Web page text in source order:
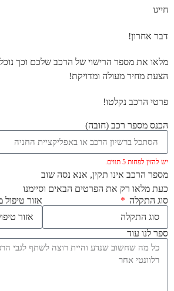
חייגו
דבר אחרון!
מלאו את מספר הרישוי של הרכב שלכם וכך נוכל
הצעת מחיר מעולה ומדויקת!
פרטי הרכב נקלטו!
הכנס מספר רכב (חובה)
יש להזין לפחות 5 תווים.
מספר הרכב אינו תקין, אנא נסה שוב
כעת מלאו רק את הפרטים הבאים וסיימנו
סוג התקלה
אזור טיפול
ספר לנו עוד